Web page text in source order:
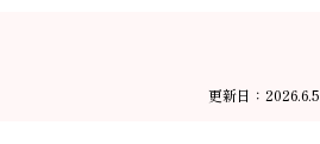
更新日：2026.6.5